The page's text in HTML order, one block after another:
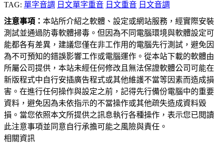
TAG: 單字音調 日文單字重音 日文重音 日文音調
注意事項： 本站所介紹之軟體、設定或網站服務，經實際安裝
測試並通過防毒軟體掃毒。但因為不同電腦環境與軟體設定可
能都各有差異，建議您僅在非工作用的電腦先行測試，避免因
為不可預知的錯誤影響工作或電腦運作。從本站下載的軟體由
所屬公司提供，本站未經任何修改且無法保證軟體公司可能在
新版程式中自行安插廣告程式或其他維護不當等因素而造成損
害。在進行任何操作與設定之前，記得先行備份電腦中的重要
資料，避免因為未依指示的不當操作或其他疏失造成資料毀
損。當您依照本文所提供之訊息執行各種操作，表示您已閱讀
此注意事項並同意自行承擔可能之風險與責任。
相關資訊